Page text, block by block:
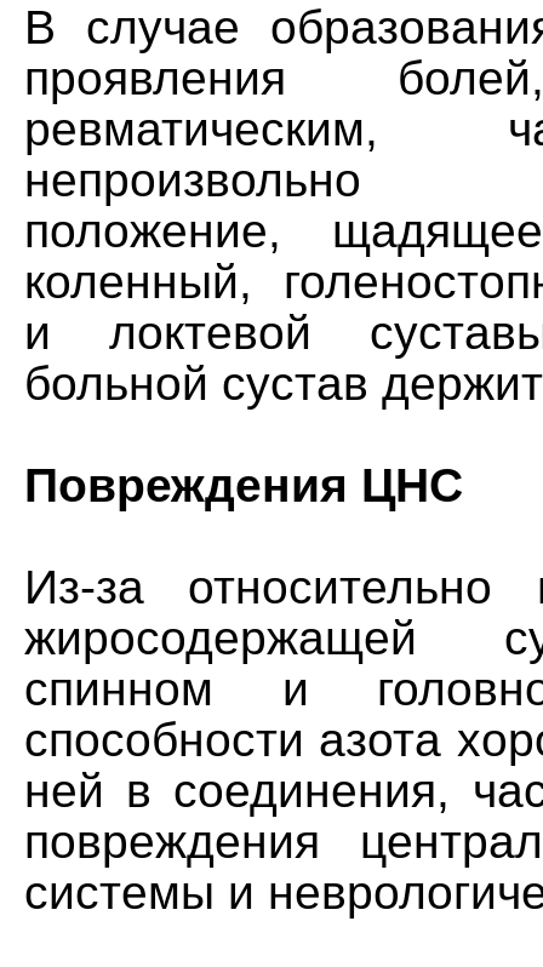
В случае
проявления
ревматическим,
непроизвольно
положение,
коленный,
и локтевой
больной сустав
Повреждения ЦНС
Из-за относительно
жиросодержащей
спинном и
способности азота
ней в соединения,
повреждения
системы и